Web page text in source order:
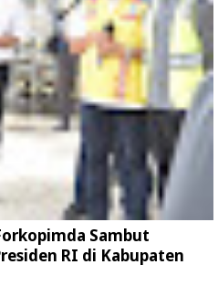
Sambut
RI di Kabupaten